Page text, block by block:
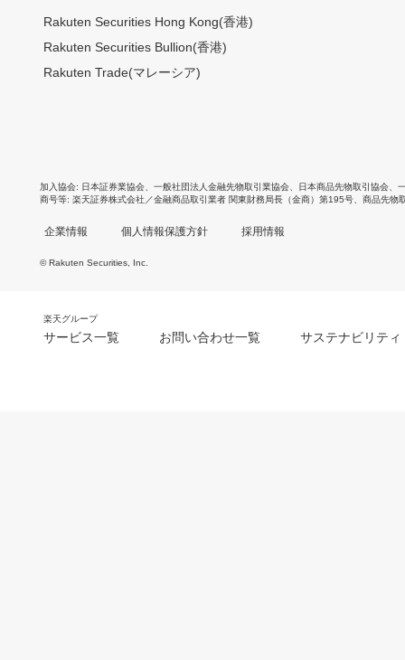
Rakuten Securities Hong Kong(香港)
Rakuten Securities Bullion(香港)
Rakuten Trade(マレーシア)
加入協会 日本証券業協会 一般社団法人金融先物取引業協会 日本商品先物取引協会
商号等 楽天証券株式会社／金融商品取引業者 関東財務局長（金商）第195号、商品先物
企業情報 個人情報保護方針 採用情報
© Rakuten Securities, Inc.
楽天グループ
サービス一覧 お問い合わせ一覧 サステナビリティ